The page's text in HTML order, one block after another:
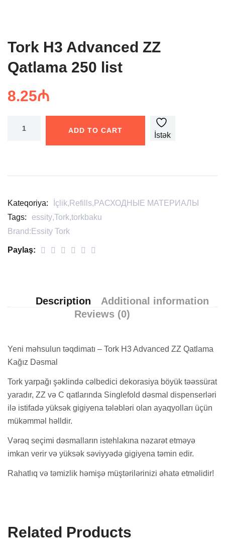
Tork H3 Advanced ZZ
Qatlama 250 list
8.25₼
ADD TO CART
İstək
edin
Kateqoriya: İçlik, Refills, РАСХОДНЫЕ МАТЕРИАЛЫ
Tags:
essity,Tork,torkbaku
Brand: Essity Tork
Paylaş:
Description
Additional information
Reviews (0)
Yeni məhsulun təqdimatı – Tork H3 Advanced ZZ Qatlama
Kağız Dəsmal
Tork yarpağı şəklində cəlbedici dekorasiya böyük təəssürat
yaradır, ZZ və C qatlarında Singlefold dəsmal dispenserləri
ilə istifadə yüksək gigiyena tələbləri olan ayaqyolları üçün
mükəmməl həlldir.
Vərəq seçimi dəsmalların istehlakına nəzarət etməyə
imkan verir və yüksək səviyyədə gigiyena təmin edir.
Rahatlıq və təmizlik həmişə müştərilərinizi əhatə etməlidir!
Related Products